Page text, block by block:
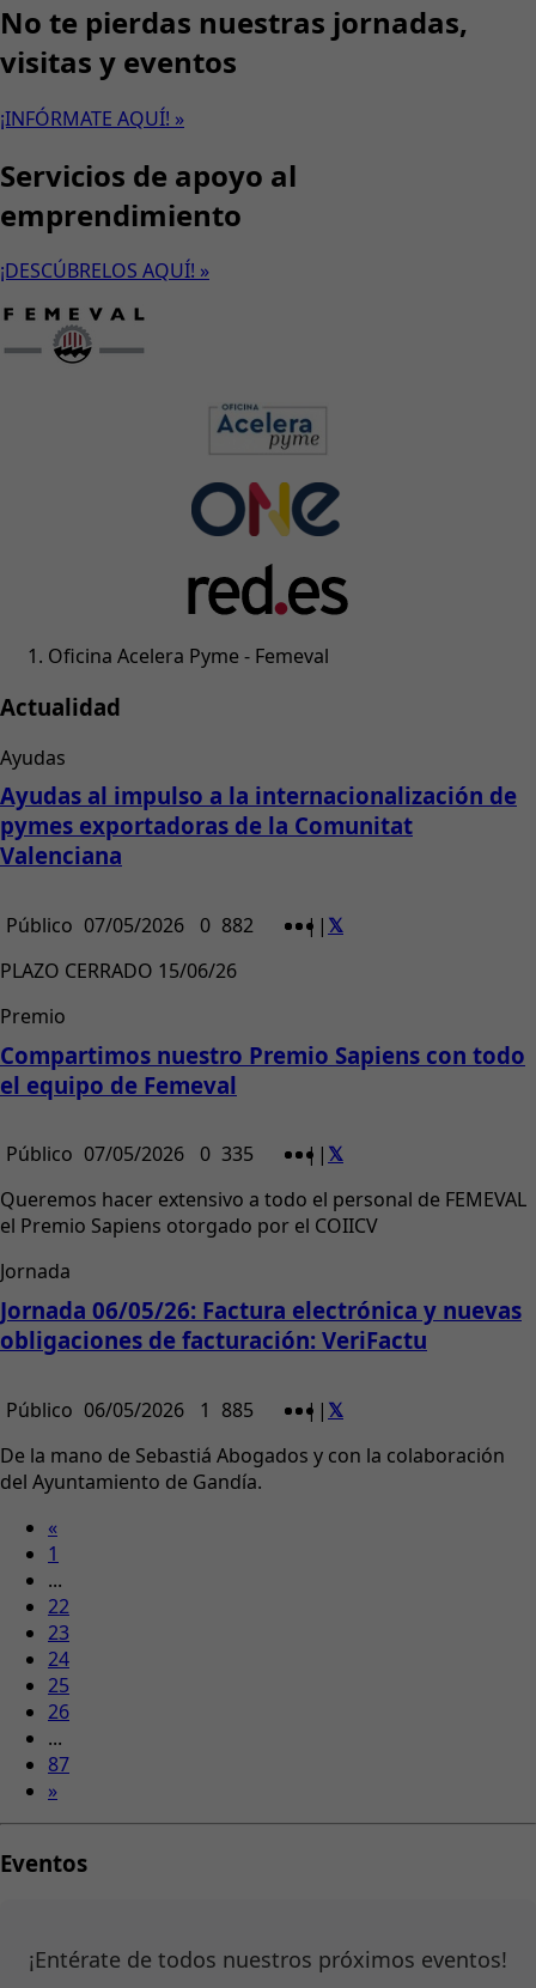
No te pierdas nuestras jornadas,
visitas y eventos
¡INFÓRMATE AQUÍ! »
Servicios de apoyo al
emprendimiento
¡DESCÚBRELOS AQUÍ! »
Oficina Acelera Pyme - Femeval
Actualidad
Ayudas
Ayudas al impulso a la internacionalización de
pymes exportadoras de la Comunitat
Valenciana
Público 07/05/2026 0 882 | |
PLAZO CERRADO 15/06/26
Premio
Compartimos nuestro Premio Sapiens con todo
el equipo de Femeval
Público 07/05/2026 0 335 | |
Queremos hacer extensivo a todo el personal de FEMEVAL
el Premio Sapiens otorgado por el COIICV
Jornada
Jornada 06/05/26: Factura electrónica y nuevas
obligaciones de facturación: VeriFactu
Público 06/05/2026 1 885 | |
De la mano de Sebastiá Abogados y con la colaboración
del Ayuntamiento de Gandía.
«
1
...
22
23
24
25
26
...
87
»
Eventos
¡Entérate de todos nuestros próximos eventos!